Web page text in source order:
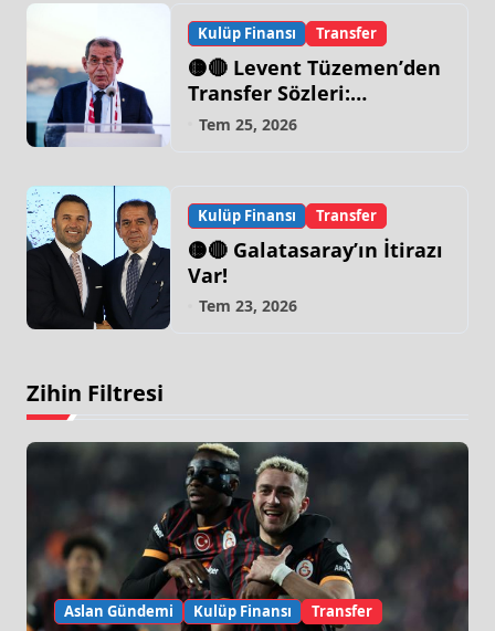
Kulüp Finansı Transfer
🟡🔴 Levent Tüzemen’den
Transfer Sözleri:
“Galatasaray’ın Zirve
Tem 25, 2026
Kulüp Finansı Transfer
🟡🔴 Galatasaray’ın İtirazı
Var!
Tem 23, 2026
Zihin Filtresi
Aslan Gündemi Kulüp Finansı Transfer